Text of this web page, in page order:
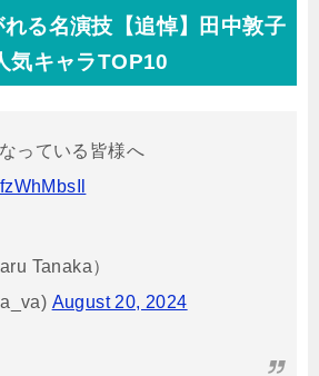
る名演技【追悼】田中敦子
気キャラTOP10
っている皆様へ
Tanaka）
August 20, 2024